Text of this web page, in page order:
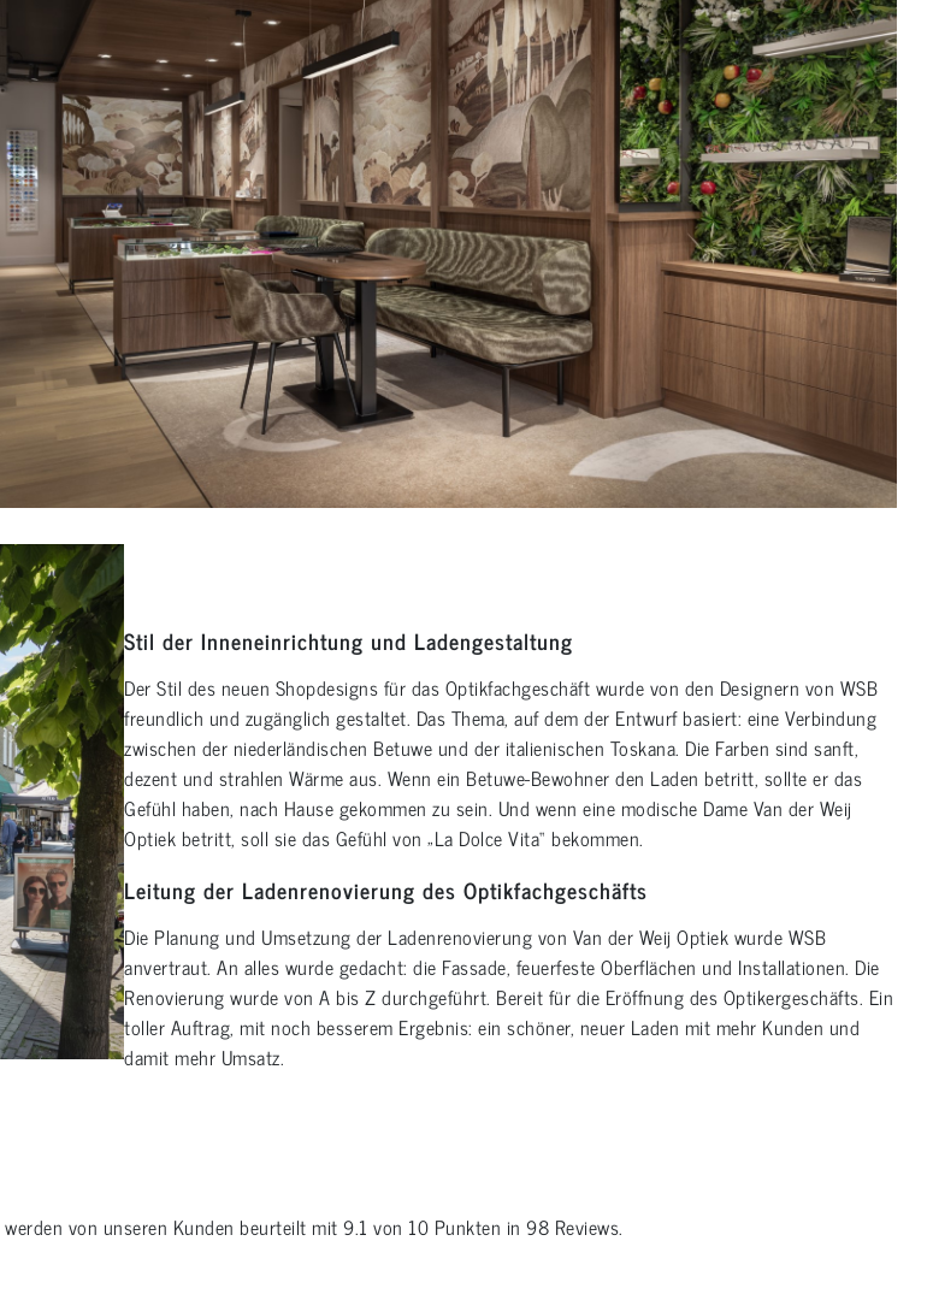
Stil der Inneneinrichtung und Ladengestaltung
Der Stil des neuen Shopdesigns für das Optikfachgeschäft wurde von den Designern von WSB
freundlich und zugänglich gestaltet. Das Thema, auf dem der Entwurf basiert: eine Verbindung
zwischen der niederländischen Betuwe und der italienischen Toskana. Die Farben sind sanft,
dezent und strahlen Wärme aus. Wenn ein Betuwe-Bewohner den Laden betritt, sollte er das
Gefühl haben, nach Hause gekommen zu sein. Und wenn eine modische Dame Van der Weij
Optiek betritt, soll sie das Gefühl von „La Dolce Vita“ bekommen.
Leitung der Ladenrenovierung des Optikfachgeschäfts
Die Planung und Umsetzung der Ladenrenovierung von Van der Weij Optiek wurde WSB
anvertraut. An alles wurde gedacht: die Fassade, feuerfeste Oberflächen und Installationen. Die
Renovierung wurde von A bis Z durchgeführt. Bereit für die Eröffnung des Optikergeschäfts. Ein
toller Auftrag, mit noch besserem Ergebnis: ein schöner, neuer Laden mit mehr Kunden und
damit mehr Umsatz.
werden von unseren Kunden beurteilt mit9.1 von 10 Punkten in 98 Reviews.